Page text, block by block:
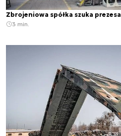
Zbrojeniowa spółka szuka prezesa
3 min.